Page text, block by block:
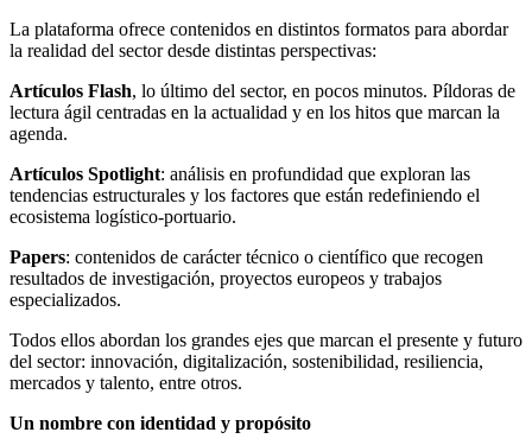
La plataforma ofrece contenidos en distintos formatos para abordar
la realidad del sector desde distintas perspectivas:
Artículos Flash, lo último del sector, en pocos minutos. Píldoras de
lectura ágil centradas en la actualidad y en los hitos que marcan la
agenda.
Artículos Spotlight: análisis en profundidad que exploran las
tendencias estructurales y los factores que están redefiniendo el
ecosistema logístico-portuario.
Papers: contenidos de carácter técnico o científico que recogen
resultados de investigación, proyectos europeos y trabajos
especializados.
Todos ellos abordan los grandes ejes que marcan el presente y futuro
del sector: innovación, digitalización, sostenibilidad, resiliencia,
mercados y talento, entre otros.
Un nombre con identidad y propósito